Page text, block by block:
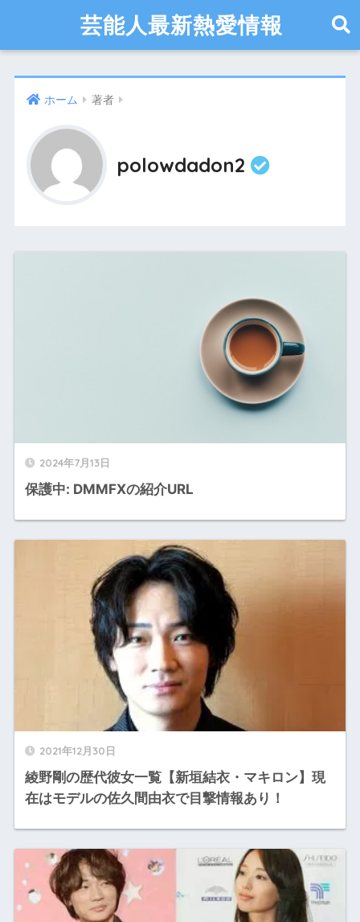
芸能人最新熱愛情報
ホーム 著者
polowdadon2
2024年7月13日
保護中: DMMFXの紹介URL
2021年12月30日
綾野剛の歴代彼女一覧【新垣結衣・マキロン】現
在はモデルの佐久間由衣で目撃情報あり！